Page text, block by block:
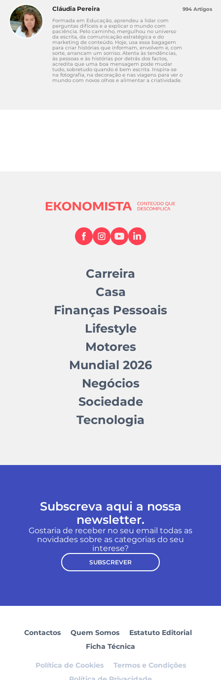
Cláudia Pereira
Formada em Educação, aprendeu a lidar com
perguntas difíceis e a explicar o mundo com
paciência. Pelo caminho, mergulhou no universo
da escrita, da comunicação estratégica e do
marketing de conteúdo. Hoje, usa essa bagagem
para criar histórias que informam, envolvem e, com
sorte, arrancam um sorriso. Atenta às tendências,
às pessoas e às histórias por detrás dos factos,
acredita que uma boa mensagem pode mudar
tudo, sobretudo quando é bem escrita. Inspira-se
na fotografia, na decoração e nas viagens para ver o
mundo com novos olhos e alimentar a criatividade.
994 Artigos
Carreira
Casa
Finanças Pessoais
Lifestyle
Motores
Mundial 2026
Negócios
Sociedade
Tecnologia
Subscreva aqui a nossa
newsletter.
Gostaria de receber no seu email todas as
novidades sobre as categorias do seu
interese?
SUBSCREVER
Contactos Quem Somos
Estatuto Editorial
Ficha Técnica
Política de Cookies
Termos e Condições